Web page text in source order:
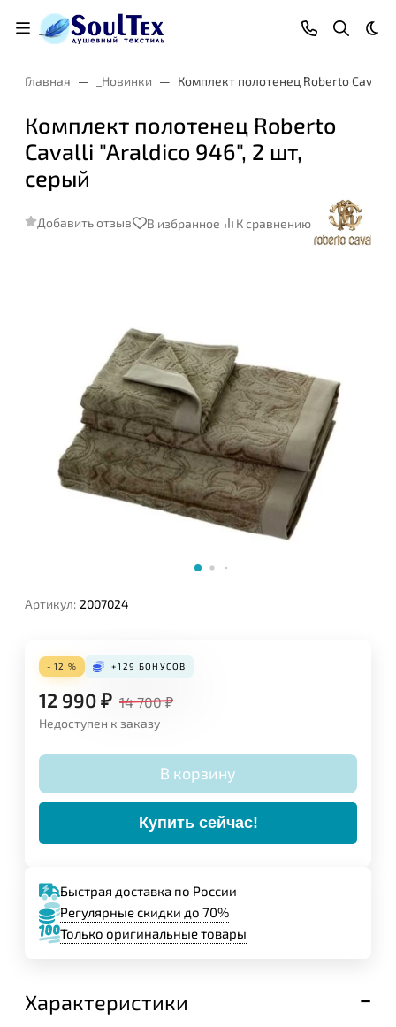
Главная _Новинки Комплект полотенец Roberto Cavalli
Комплект полотенец Roberto
Cavalli "Araldico 946", 2 шт,
серый
Добавить отзыв В избранное К сравнению
Артикул: 2007024
- 12 % +129 БОНУСОВ
12 990₽ 14 700 ₽
Недоступен к заказу
В корзину
Купить сейчас!
Быстрая доставка по России
Регулярные скидки до 70%
Только оригинальные товары
Характеристики